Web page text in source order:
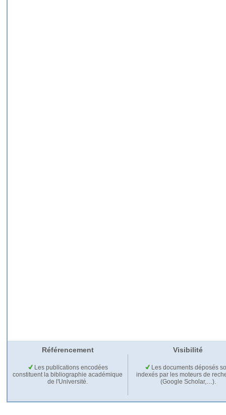
Référencement Visibilité
Les publications encodées
constituent la bibliographie académique
de l'Université.
Les documents déposés
indexés par les moteurs de
(Google Scholar,…).